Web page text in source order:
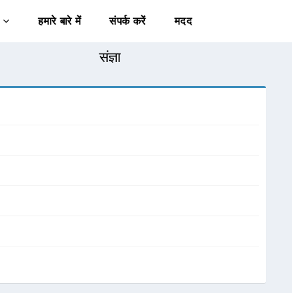
हमारे बारे में संपर्क करें मदद
संज्ञा